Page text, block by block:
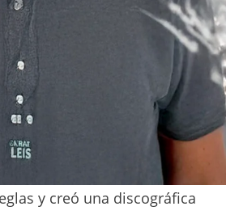
y creó una discográfica